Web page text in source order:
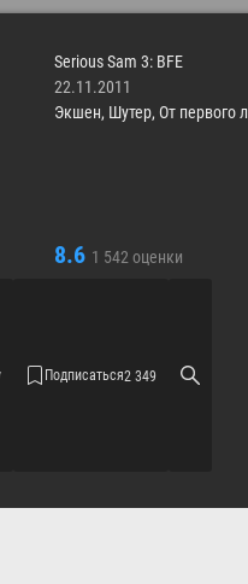
Serious Sam 3: BFE
22.11.2011
Экшен, Шутер, От первого
8.6 1 542 оценки
Подписаться2 349